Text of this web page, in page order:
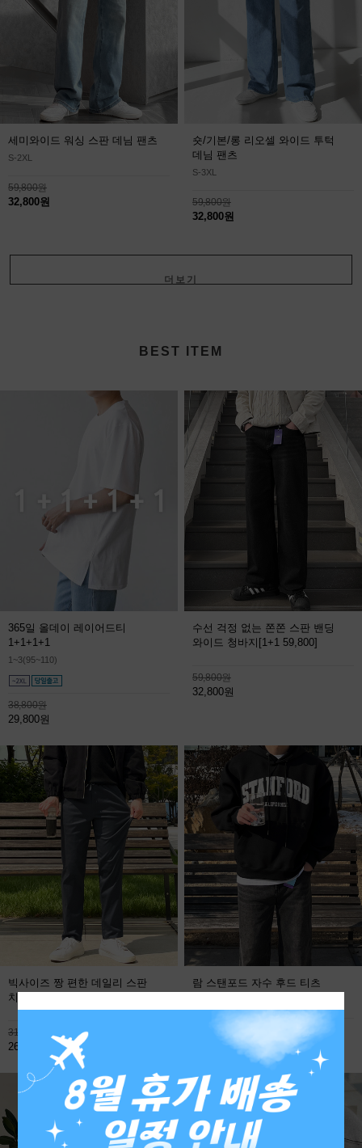
세미와이드 워싱 스판 데님 팬츠
S-2XL
59,800원
32,800원
숏/기본/롱 리오셀 와이드 투턱
데님 팬츠
S-3XL
59,800원
32,800원
BEST ITEM
365일 올데이 레이어드티
1+1+1+1
1~3(95~110)
38,800원
29,800원
수선 걱정 없는 쫀쫀 스판 밴딩
와이드 청바지 [1+1 59,800]
59,800원
32,800원
빅사이즈 짱 편한 데일리 스판
치노팬츠
31,900원
26,800원
람 스탠포드 자수 후드 티츠
59,800원